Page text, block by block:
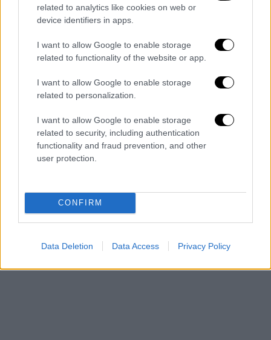
related to analytics like cookies on web or
device identifiers in apps.
I want to allow Google to enable storage
related to functionality of the website or app.
I want to allow Google to enable storage
related to personalization.
I want to allow Google to enable storage
related to security, including authentication
functionality and fraud prevention, and other
user protection.
CONFIRM
Data Deletion Data Access Privacy Policy
Δημιουργία Ανισόπεδου Κόμβου
Ναυπηγείων.
Τα προσδοκόμενα οφέλη είναι:
Δημιουργία ενιαίου άξονα Λεωφόρου
Σχιστού - Δυτικής Περιφερειακής